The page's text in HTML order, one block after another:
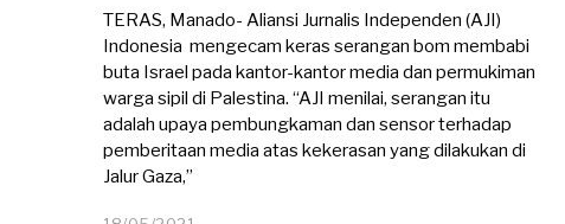
TERAS, Manado- Aliansi Jurnalis Independen (AJI)
Indonesia mengecam keras serangan bom membabi
buta Israel pada kantor-kantor media dan permukiman
warga sipil di Palestina. “AJI menilai, serangan itu
adalah upaya pembungkaman dan sensor terhadap
pemberitaan media atas kekerasan yang dilakukan di
Jalur Gaza,”